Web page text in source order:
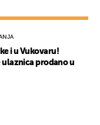
i u Vukovaru!
prodano u